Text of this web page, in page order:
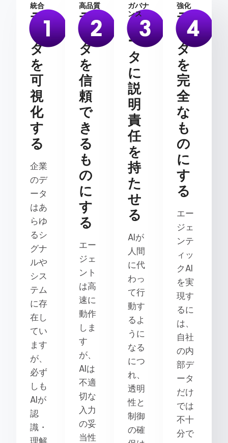
統合
デ
ー
タ
を
可
視
化
す
る
企業
のデ
ータ
はあ
らゆ
るシ
グナ
ルや
シス
テム
に存
在し
てい
ます
が、
必ず
しも
AIが
認
識・
高品質
デ
ー
タ
を
信
頼
で
き
る
も
の
に
す
る
エー
ジェ
ント
は高
速に
動作
しま
す
が、
AIは
不適
切な
入力
の妥
当性
ガバナ
ンス
デ
ー
タ
に
説
明
責
任
を
持
た
せ
る
AIが
人間
に代
わっ
て行
動す
るよ
うに
なる
につ
れ、
透明
性と
制御
の確
強化
デ
ー
タ
を
完
全
な
も
の
に
す
る
エー
ジェ
ンテ
ィッ
クAI
を実
現す
るに
は、
自社
の内
部デ
ータ
だけ
では
不十
分で